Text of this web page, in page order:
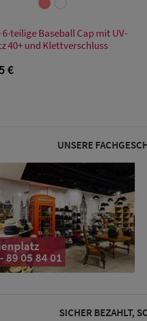
Einheitsgröße
6-teilige Baseball Cap mit UV-
40+ und Klettverschluss
€
UNSERE
89 05 84 01
SICHER BEZAHLT,